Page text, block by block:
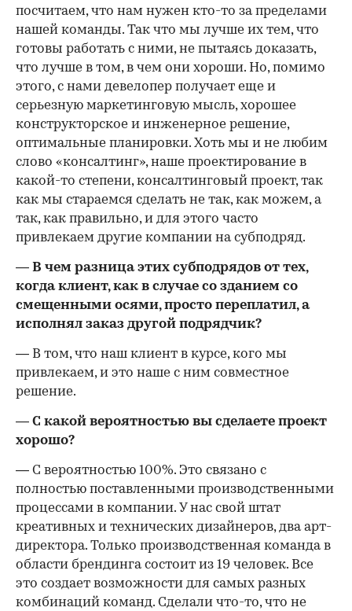
посчитаем, что нам нужен кто-то за пределами
нашей команды. Так что мы лучше их тем, что
готовы работать с ними, не пытаясь доказать,
что лучше в том, в чем они хороши. Но, помимо
этого, с нами девелопер получает еще и
серьезную маркетинговую мысль, хорошее
конструкторское и инженерное решение,
оптимальные планировки. Хоть мы и не любим
слово «консалтинг», наше проектирование в
какой-то степени, консалтинговый проект, так
как мы стараемся сделать не так, как можем, а
так, как правильно, и для этого часто
привлекаем другие компании на субподряд.
— В чем разница этих субподрядов от тех,
когда клиент, как в случае со зданием со
смещенными осями, просто переплатил, а
исполнял заказ другой подрядчик?
— В том, что наш клиент в курсе, кого мы
привлекаем, и это наше с ним совместное
решение.
— С какой вероятностью вы сделаете проект
хорошо?
— С вероятностью 100%. Это связано с
полностью поставленными производственными
процессами в компании. У нас свой штат
креативных и технических дизайнеров, два арт-
директора. Только производственная команда в
области брендинга состоит из 19 человек. Все
это создает возможности для самых разных
комбинаций команд. Сделали что-то, что не